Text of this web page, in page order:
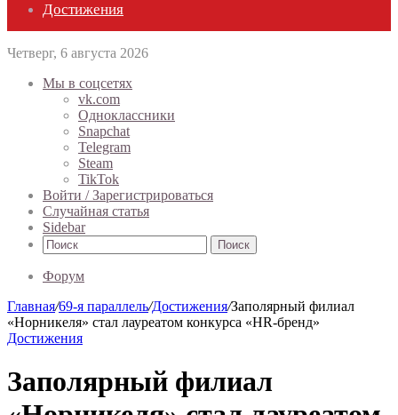
Достижения
Четверг, 6 августа 2026
Мы в соцсетях
vk.com
Одноклассники
Snapchat
Telegram
Steam
TikTok
Войти / Зарегистрироваться
Случайная статья
Sidebar
Поиск
Форум
Главная/69-я параллель/Достижения/Заполярный филиал
«Норникеля» стал лауреатом конкурса «HR-бренд»
Достижения
Заполярный филиал